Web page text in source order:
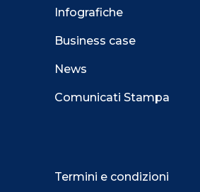
Infografiche
Business case
News
Comunicati Stampa
Termini e condizioni